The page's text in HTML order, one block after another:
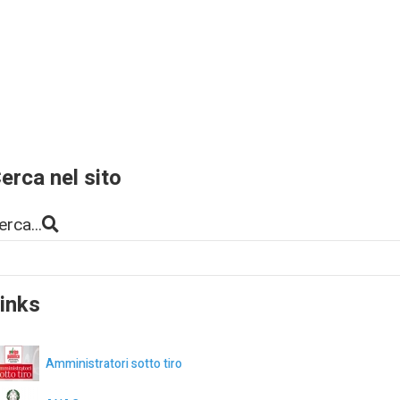
nel sito
Amministratori sotto tiro